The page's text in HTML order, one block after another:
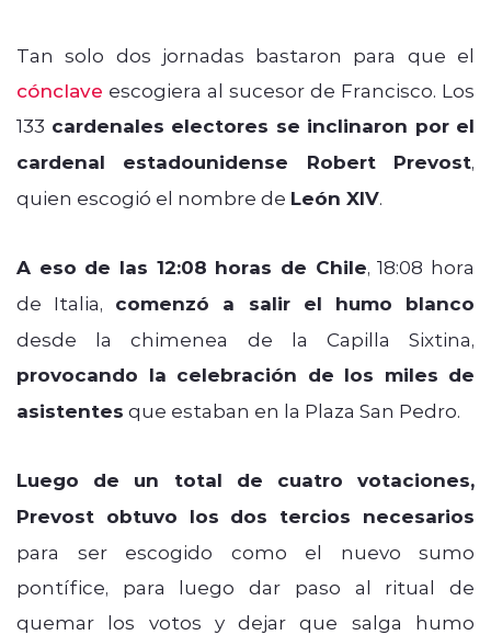
Tan solo dos jornadas bastaron para que el
cónclave escogiera al sucesor de Francisco. Los
133 cardenales electores se inclinaron por el
cardenal estadounidense Robert Prevost,
quien escogió el nombre de León XIV.
A eso de las 12:08 horas de Chile, 18:08 hora
de Italia, comenzó a salir el humo blanco
desde la chimenea de la Capilla Sixtina,
provocando la celebración de los miles de
asistentes que estaban en la Plaza San Pedro.
Luego de un total de cuatro votaciones,
Prevost obtuvo los dos tercios necesarios
para ser escogido como el nuevo sumo
pontífice, para luego dar paso al ritual de
quemar los votos y dejar que salga humo